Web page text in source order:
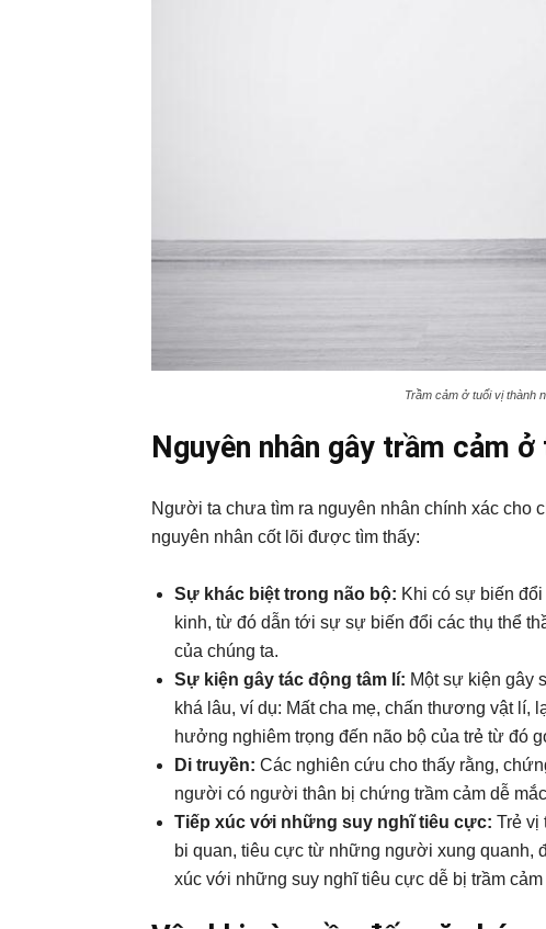
Trầm cảm ở tuổi vị thành
Nguyên nhân gây trầm cảm ở
Người ta chưa tìm ra nguyên nhân chính xác cho
nguyên nhân cốt lõi được tìm thấy:
Sự khác biệt trong não bộ: Khi có sự biến
kinh, từ đó dẫn tới sự sự biến đổi các thụ thể
của chúng ta.
Sự kiện gây tác động tâm lí: Một sự kiện gây
khá lâu, ví dụ: Mất cha mẹ, chấn thương vật
hưởng nghiêm trọng đến não bộ của trẻ từ đó
Di truyền: Các nghiên cứu cho thấy rằng,
người có người thân bị chứng trầm cảm dễ
Tiếp xúc với những suy nghĩ tiêu cực: Trẻ vị
bi quan, tiêu cực từ những người xung quanh,
xúc với những suy nghĩ tiêu cực dễ bị trầm